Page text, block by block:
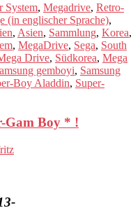
System, Megadrive, Retro-
(in englischer Sprache),
, Asien, Sammlung, Korea,
, MegaDrive, Sega, South
Drive, Südkorea, Mega
gemboyi, Samsung
Boy Aladdin, Super-
Gam Boy * !